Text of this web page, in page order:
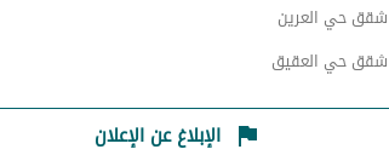
شقق حي العرين
شقق حي العقيق
الإبلاغ عن الإعلان